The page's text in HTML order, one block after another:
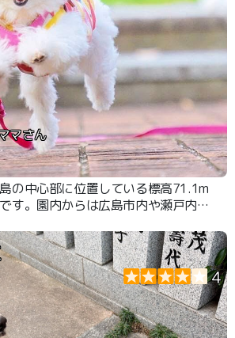
マさん
の中心部に位置している標高71.1m
す。園内からは広島市内や瀬戸内海
ミはほとんど落ちていないので、わ
配もほとんどありません。
4